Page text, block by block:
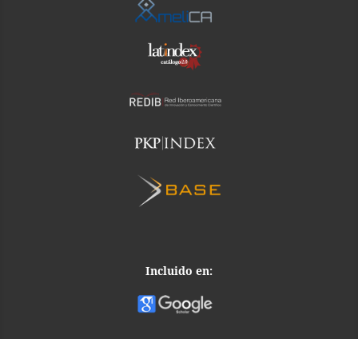
Incluido en: